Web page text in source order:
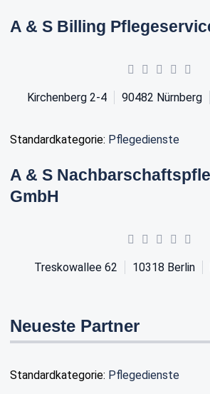
A & S Billing
Kirchenberg 2-4 90482 Nürnberg
Standardkategorie: Pflegedienste
A & S
GmbH
Treskowallee 62 10318 Berlin
Neueste Partner
Standardkategorie: Pflegedienste